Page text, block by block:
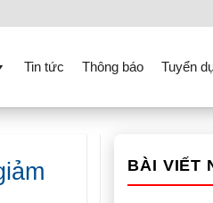
Tin tức Thông báo Tuyển
BÀI VIẾT